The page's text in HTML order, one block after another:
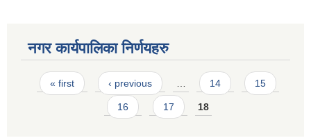
नगर कार्यपालिका निर्णयहरु
Pages
« first ‹ previous … 14 15
16 17 18